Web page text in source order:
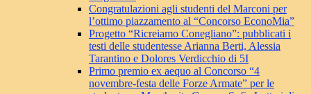
Congratulazioni agli studenti del Marconi per
l’ottimo piazzamento al “Concorso EconoMia”
Progetto “Ricreiamo Conegliano”: pubblicati i
testi delle studentesse Arianna Berti, Alessia
Tarantino e Dolores Verdicchio di 5I
Primo premio ex aequo al Concorso “4
novembre-festa delle Forze Armate” per le